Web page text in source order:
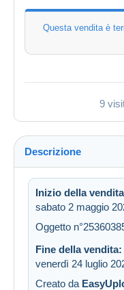
Questa vendita è
9
Descrizione
Inizio della
sabato 2 maggio
Oggetto
Fine della vendita:
venerdì 24 luglio
Creato da